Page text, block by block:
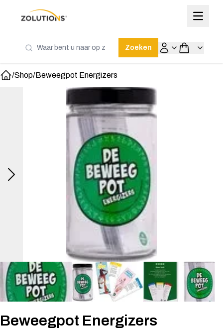
Zoeken
/Shop/Beweegpot Energizers
Beweegpot Energizers